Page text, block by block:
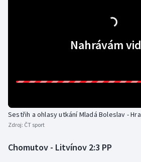
Nahrávám
Sestřih a ohlasy utkání Mladá Boleslav -
Zdroj: ČT sport
Chomutov - Litvínov 2:3 PP